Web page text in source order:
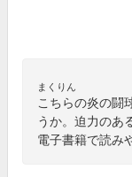
まくりん
こちらの炎の闘
うか。迫力のあ
電子書籍で読み